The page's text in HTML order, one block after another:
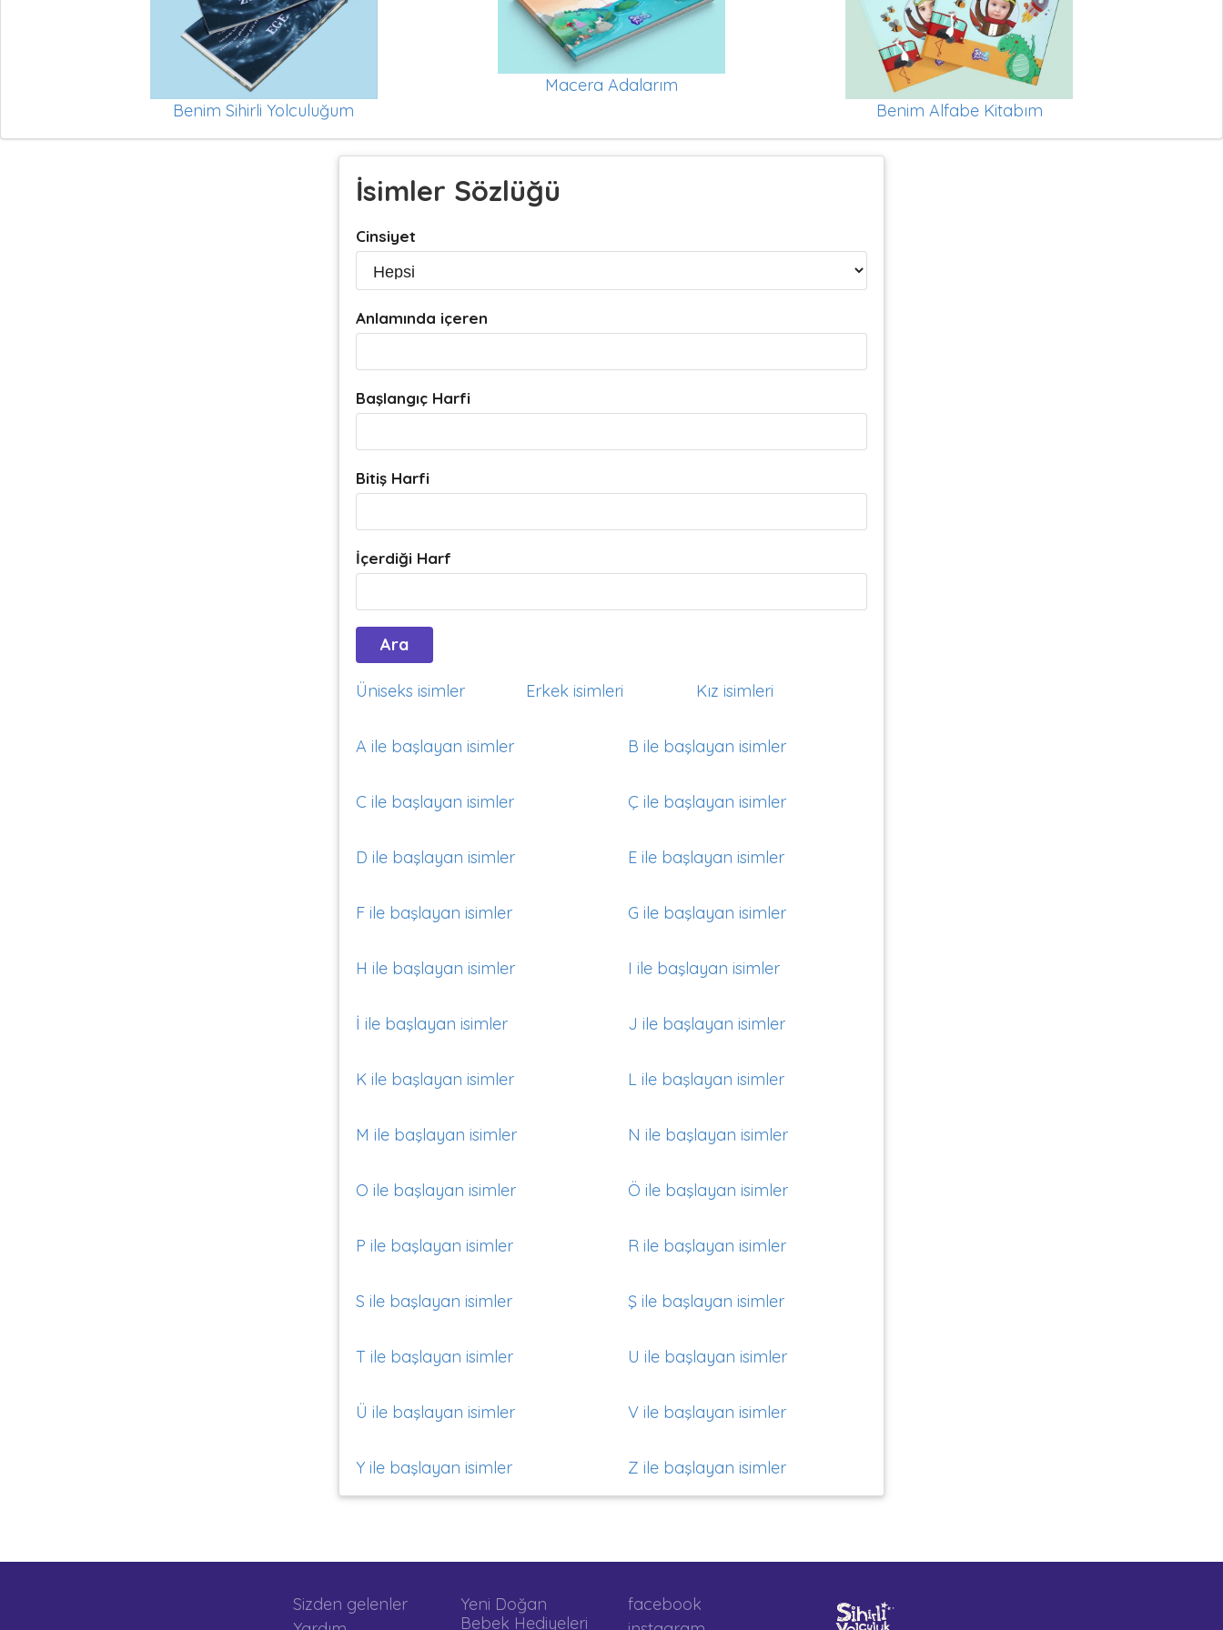
Benim Sihirli Yolculuğum
Macera Adalarım
Benim Alfabe Kitabım
İsimler Sözlüğü
Cinsiyet
Anlamında içeren
Başlangıç Harfi
Bitiş Harfi
İçerdiği Harf
Üniseks isimler Erkek isimleri Kız isimleri
A ile başlayan isimler B ile başlayan isimler
C ile başlayan isimler Ç ile başlayan isimler
D ile başlayan isimler E ile başlayan isimler
F ile başlayan isimler G ile başlayan isimler
H ile başlayan isimler I ile başlayan isimler
İ ile başlayan isimler J ile başlayan isimler
K ile başlayan isimler L ile başlayan isimler
M ile başlayan isimler N ile başlayan isimler
O ile başlayan isimler Ö ile başlayan isimler
P ile başlayan isimler R ile başlayan isimler
S ile başlayan isimler Ş ile başlayan isimler
T ile başlayan isimler U ile başlayan isimler
Ü ile başlayan isimler V ile başlayan isimler
Y ile başlayan isimler Z ile başlayan isimler
Sizden gelenler
Yeni Doğan
Bebek Hediyeleri
facebook